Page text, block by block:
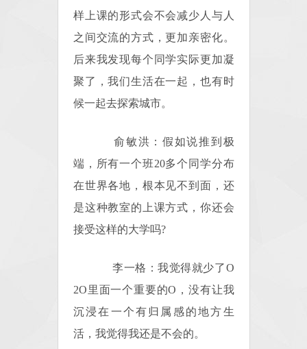
样上课的形式会不会减少人与人
之间交流的方式，更加亲密化。
后来我发现每个同学实际更加凝
聚了，我们生活在一起，也有时
候一起去探索城市。
俞敏洪：假如说推到极
端，所有一个班20多个同学分布
在世界各地，根本见不到面，还
是这种教室的上课方式，你还会
接受这样的大学吗?
李一格：我觉得就少了O
2O里面一个重要的O，没有让我
沉浸在一个有归属感的地方生
活，我觉得我还是不会的。